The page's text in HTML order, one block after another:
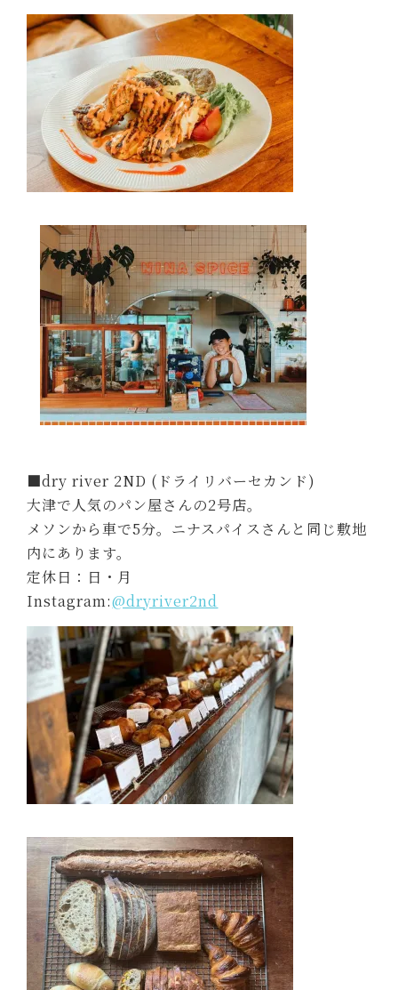
■dry river 2ND (ドライリバーセカンド)
大津で人気のパン屋さんの2号店。
メソンから車で5分。ニナスパイスさんと同じ敷地
内にあります。
定休日：日・月
Instagram:@dryriver2nd